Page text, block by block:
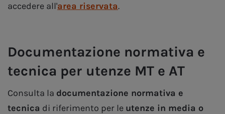
accedere all'area riservata.
Documentazione normativa e
tecnica per utenze MT e AT
Consulta la documentazione normativa e
tecnica di riferimento per le utenze in media o